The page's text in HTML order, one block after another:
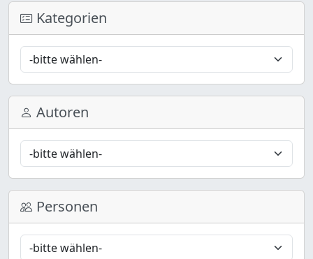
Kategorien
Autoren
Personen